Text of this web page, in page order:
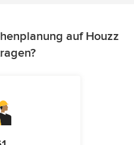
auf Houzz